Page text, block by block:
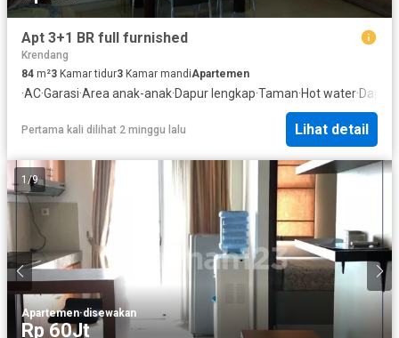
Apt 3+1 BR full furnished
Krendang
84 m²3 Kamar tidur3 Kamar mandiApartemen
·AC·Garasi·Area anak-anak·Dapur lengkap·Taman·Hot water·Dapur
Pertama kali dilihat 2 minggu lalu Lihat detail
1 /9
Apartemen·disewakan
Rp 60Jt